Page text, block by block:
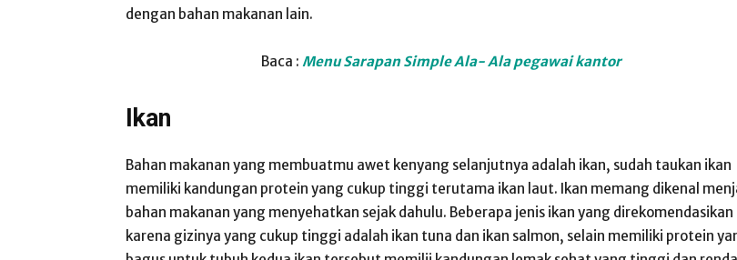
dengan bahan makanan lain.
Baca : Menu Sarapan Simple Ala- Ala pegawai kantor
Ikan
Bahan makanan yang membuatmu awet kenyang selanjutnya adalah ikan, sudah taukan ikan
memiliki kandungan protein yang cukup tinggi terutama ikan laut. Ikan memang dikenal
bahan makanan yang menyehatkan sejak dahulu. Beberapa jenis ikan yang direkomendasikan
karena gizinya yang cukup tinggi adalah ikan tuna dan ikan salmon, selain memiliki protein